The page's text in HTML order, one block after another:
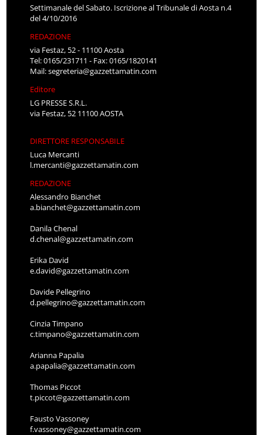
Settimanale del Sabato. Iscrizione al Tribunale di Aosta n.4
del 4/10/2016
REDAZIONE
via Festaz, 52 - 11100 Aosta
Tel: 0165/231711 - Fax: 0165/1820141
Mail:segreteria@gazzettamatin.com
Editore
LG PRESSE S.R.L.
via Festaz, 52 11100 AOSTA
DIRETTORE RESPONSABILE
Luca Mercanti
l.mercanti@gazzettamatin.com
REDAZIONE
Alessandro Bianchet
a.bianchet@gazzettamatin.com
Danila Chenal
d.chenal@gazzettamatin.com
Erika David
e.david@gazzettamatin.com
Davide Pellegrino
d.pellegrino@gazzettamatin.com
Cinzia Timpano
c.timpano@gazzettamatin.com
Arianna Papalia
a.papalia@gazzettamatin.com
Thomas Piccot
t.piccot@gazzettamatin.com
Fausto Vassoney
f.vassoney@gazzettamatin.com